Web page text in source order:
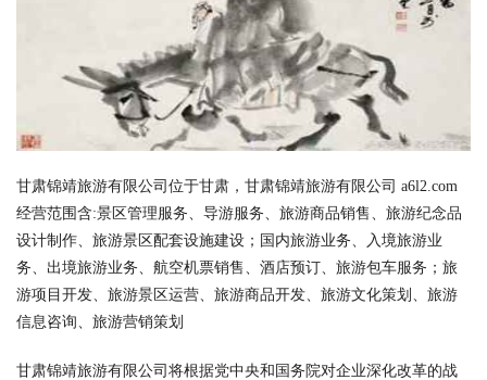
甘肃锦靖旅游有限公司位于甘肃，甘肃锦靖旅游有限公司 a6l2.com
经营范围含:景区管理服务、导游服务、旅游商品销售、旅游纪念品
设计制作、旅游景区配套设施建设；国内旅游业务、入境旅游业
务、出境旅游业务、航空机票销售、酒店预订、旅游包车服务；旅
游项目开发、旅游景区运营、旅游商品开发、旅游文化策划、旅游
信息咨询、旅游营销策划
甘肃锦靖旅游有限公司将根据党中央和国务院对企业深化改革的战